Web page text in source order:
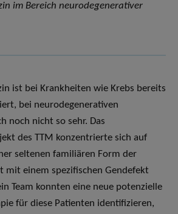
im Bereich neurodegenerativer
ist bei Krankheiten wie Krebs bereits
bei neurodegenerativen
noch nicht so sehr. Das
des TTM konzentrierte sich auf
seltenen familiären Form der
mit einem spezifischen Gendefekt
Team konnten eine neue potenzielle
für diese Patienten identifizieren,